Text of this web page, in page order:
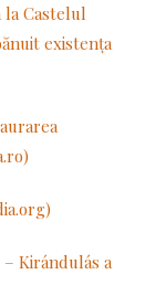
la Castelul
existenţa
– Kirándulás a